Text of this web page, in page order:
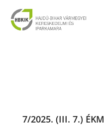
7/2025. (III. 7.)